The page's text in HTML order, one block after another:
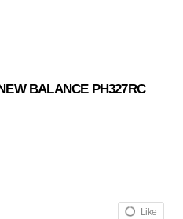
BALANCE PH327RC
Like